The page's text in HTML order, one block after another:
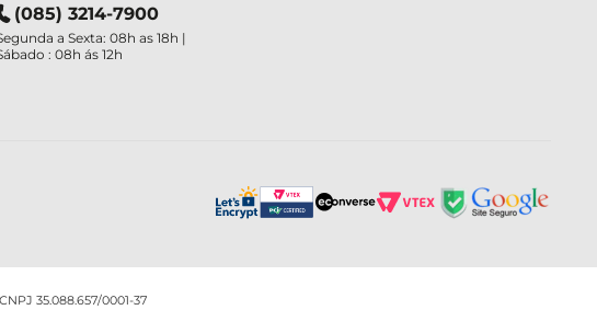
(085) 3214-7900
a Sexta: 08h as 18h |
: 08h ás 12h
35.088.657/0001-37